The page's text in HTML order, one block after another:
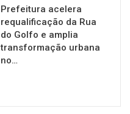
Prefeitura acelera
requalificação da Rua
do Golfo e amplia
transformação urbana
no…